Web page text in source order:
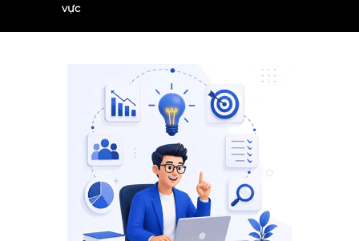
vực